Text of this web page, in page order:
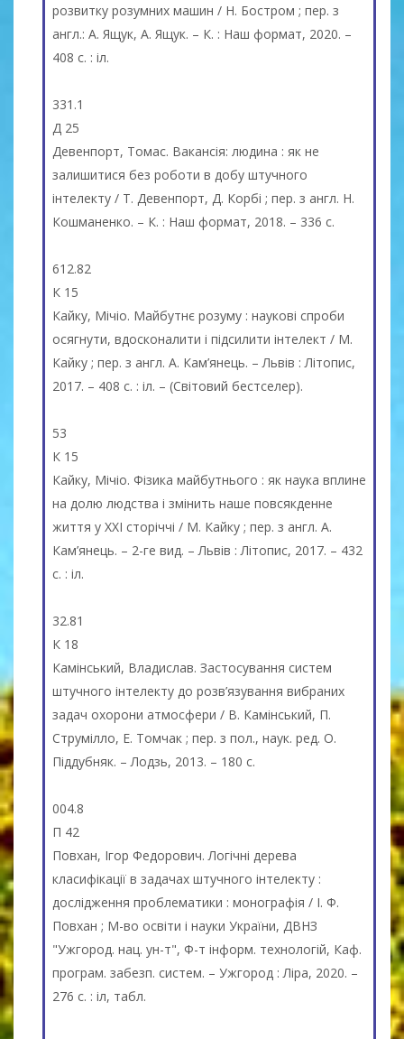
розвитку розумних машин / Н. Бостром ; пер. з
англ.: А. Ящук, А. Ящук. – К. : Наш формат, 2020. –
408 с. : іл.
331.1
Д 25
Девенпорт, Томас. Вакансія: людина : як не
залишитися без роботи в добу штучного
інтелекту / Т. Девенпорт, Д. Корбі ; пер. з англ. Н.
Кошманенко. – К. : Наш формат, 2018. – 336 с.
612.82
К 15
Кайку, Мічіо. Майбутнє розуму : наукові спроби
осягнути, вдосконалити і підсилити інтелект / М.
Кайку ; пер. з англ. А. Кам’янець. – Львiв : Літопис,
2017. – 408 с. : іл. – (Світовий бестселер).
53
К 15
Кайку, Мічіо. Фізика майбутнього : як наука вплине
на долю людства і змінить наше повсякденне
життя у ХХІ сторіччі / М. Кайку ; пер. з англ. А.
Кам’янець. – 2-ге вид. – Львiв : Літопис, 2017. – 432
с. : іл.
32.81
К 18
Камінський, Владислав. Застосування систем
штучного інтелекту до розв’язування вибраних
задач охорони атмосфери / В. Камінський, П.
Струмілло, Е. Томчак ; пер. з пол., наук. ред. О.
Піддубняк. – Лодзь, 2013. – 180 с.
004.8
П 42
Повхан, Ігор Федорович. Логічні дерева
класифікації в задачах штучного інтелекту :
дослідження проблематики : монографія / І. Ф.
Повхан ; М-во освіти і науки України, ДВНЗ
"Ужгород. нац. ун-т", Ф-т інформ. технологій, Каф.
програм. забезп. систем. – Ужгород : Ліра, 2020. –
276 с. : іл, табл.